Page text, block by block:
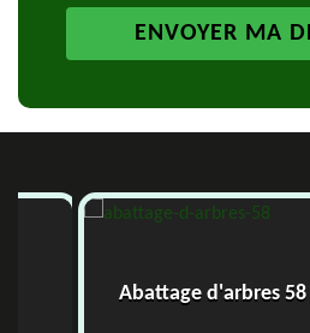
Abattage d'arbres 58